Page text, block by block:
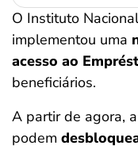
O Instituto
implementou uma
acesso ao
beneficiários.
A partir de agora,
podem